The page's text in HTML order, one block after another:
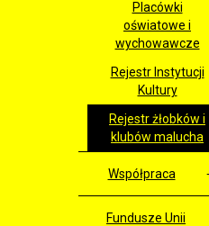
Placówki
oświatowe i
wychowawcze
Rejestr Instytucji
Kultury
Rejestr żłobków i
klubów malucha
Współpraca
Fundusze Unii